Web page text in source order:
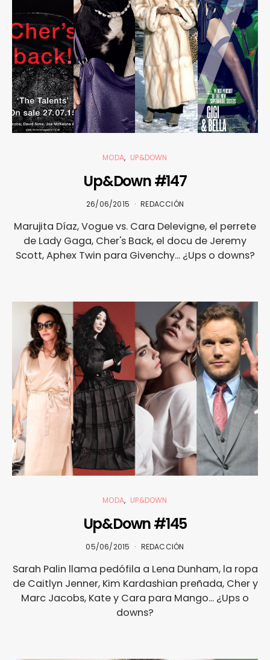
MODA UP&DOWN
Up&Down #147
26/06/2015 REDACCIÓN
Marujita Díaz, Vogue vs. Cara Delevigne, el perrete
de Lady Gaga, Cher's Back, el docu de Jeremy
Scott, Aphex Twin para Givenchy... ¿Ups o downs?
MODA UP&DOWN
Up&Down #145
05/06/2015 REDACCIÓN
Sarah Palin llama pedófila a Lena Dunham, la ropa
de Caitlyn Jenner, Kim Kardashian preñada, Cher y
Marc Jacobs, Kate y Cara para Mango... ¿Ups o
downs?